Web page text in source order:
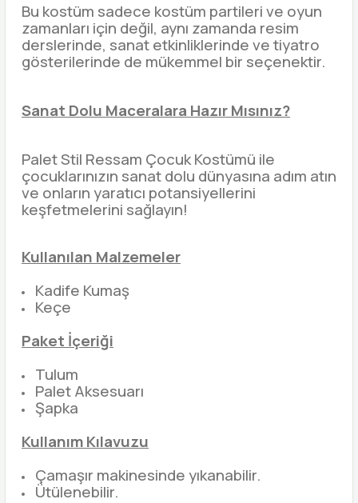
Bu kostüm sadece kostüm partileri ve oyun
zamanları için değil, aynı zamanda resim
derslerinde, sanat etkinliklerinde ve tiyatro
gösterilerinde de mükemmel bir seçenektir.
Sanat Dolu Maceralara Hazır Mısınız?
Palet Stil Ressam Çocuk Kostümü ile
çocuklarınızın sanat dolu dünyasına adım atın
ve onların yaratıcı potansiyellerini
keşfetmelerini sağlayın!
Kullanılan Malzemeler
Kadife Kumaş
Keçe
Paket İçeriği
Tulum
Palet Aksesuarı
Şapka
Kullanım Kılavuzu
Çamaşır makinesinde yıkanabilir.
Ütülenebilir.